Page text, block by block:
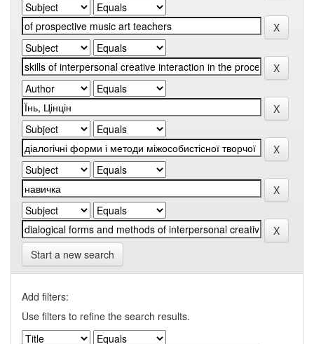
Start a new search
Add filters:
Use filters to refine the search results.